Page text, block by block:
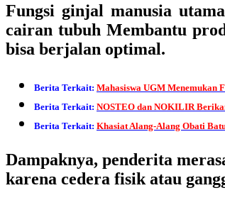
Fungsi ginjal manusia
cairan tubuh Membantu
bisa berjalan optimal.
Berita Terkait: Mahasiswa UGM Menemukan
Berita Terkait: NOSTEO dan NOKILIR
Berita Terkait: Khasiat Alang-Alang Obati
Dampaknya, penderita
karena cedera fisik atau